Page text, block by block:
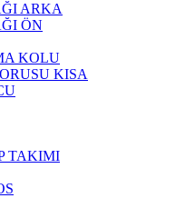
ARKA
ÖN
KOLU
KISA
TAKIMI